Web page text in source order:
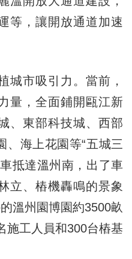
等，讓開放通道加速
市吸引力。當前，
量，全面鋪開甌江新
、東部科技城、西部
、海上花園等“五城三
抵達溫州南，出了車
立、樁機轟鳴的景象
溫州園博園約3500畝
施工人員和300台樁基